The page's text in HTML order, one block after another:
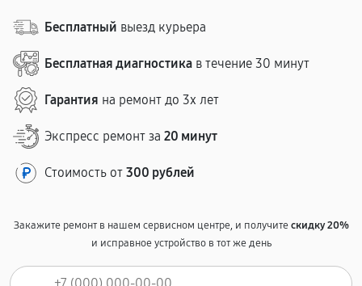
Бесплатный выезд курьера
Бесплатная диагностика в течение 30 минут
Гарантия на ремонт до 3х лет
Экспресс ремонт за 20 минут
Стоимость от 300 рублей
Закажите ремонт в нашем сервисном центре, и получитескидку 20%
и исправное устройство в тот же день